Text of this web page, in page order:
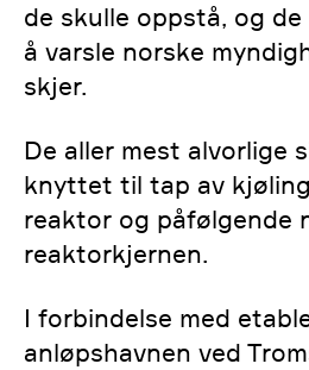
de skulle oppstå, og
å varsle norske
skjer.
De aller mest alvorlige
knyttet til tap av
reaktor og påfølgende
reaktorkjernen.
I forbindelse med
anløpshavnen ved